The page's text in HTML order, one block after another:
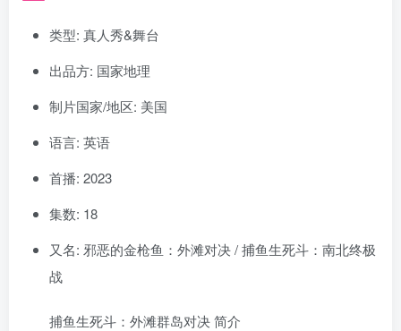
类型: 真人秀&舞台
出品方: 国家地理
制片国家/地区: 美国
语言: 英语
首播: 2023
集数: 18
又名: 邪恶的金枪鱼：外滩对决 / 捕鱼生死斗：南北终极
战
捕鱼生死斗：外滩群岛对决 简介